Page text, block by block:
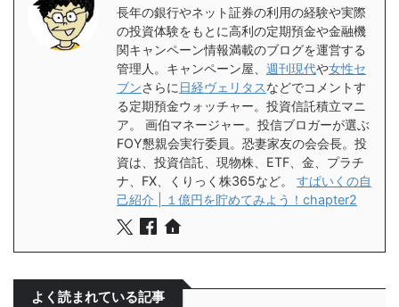
長年の銀行やネット証券の利用の経験や実際
の投資体験をもとに高利の定期預金や金融機
関キャンペーン情報満載のブログを運営する
管理人。キャンペーン屋、 週刊現代や女性セ
ブンさらに 日経ヴェリタスなどでコメントす
る定期預金ウォッチャー。投資信託積立マニ
ア。 画伯マネージャー。投信ブロガーが選ぶ
FOY懇親会実行委員。恐妻家友の会会長。投
資は、投資信託、現物株、ETF、金、プラチ
ナ、FX、くりっく株365など。 すぱいくの自
己紹介 | １億円を貯めてみよう！chapter2
よく読まれている記事